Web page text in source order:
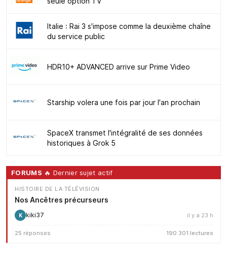
Italie : Rai 3 s'impose comme la deuxième chaîne
du service public
HDR10+ ADVANCED arrive sur Prime Video
Starship volera une fois par jour l'an prochain
SpaceX transmet l'intégralité de ses données
historiques à Grok 5
FORUMS 🔥 Dernier sujet actif
HISTOIRE DE LA TÉLÉVISION
Nos Ancêtres précurseurs
K kiki37 il y a 23 h
25 réponses 190 301 lectures